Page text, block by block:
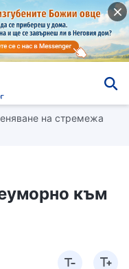
на стремежа
към